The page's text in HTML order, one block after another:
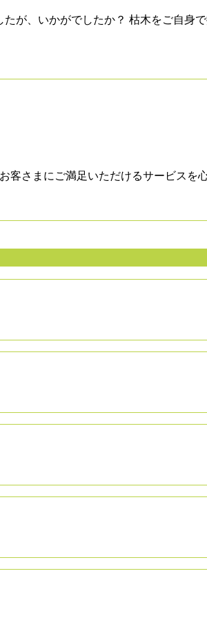
が、いかがでしたか？ 枯木をご自身
客さまにご満足いただけるサービスを